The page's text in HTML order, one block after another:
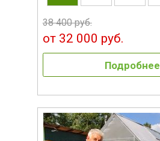
38 400 руб.
от 32 000 руб.
Подробнее